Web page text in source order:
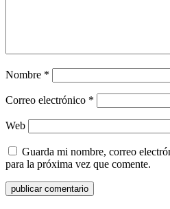
Nombre *
Correo electrónico *
Web
Guarda mi nombre, correo
para la próxima vez que comente.